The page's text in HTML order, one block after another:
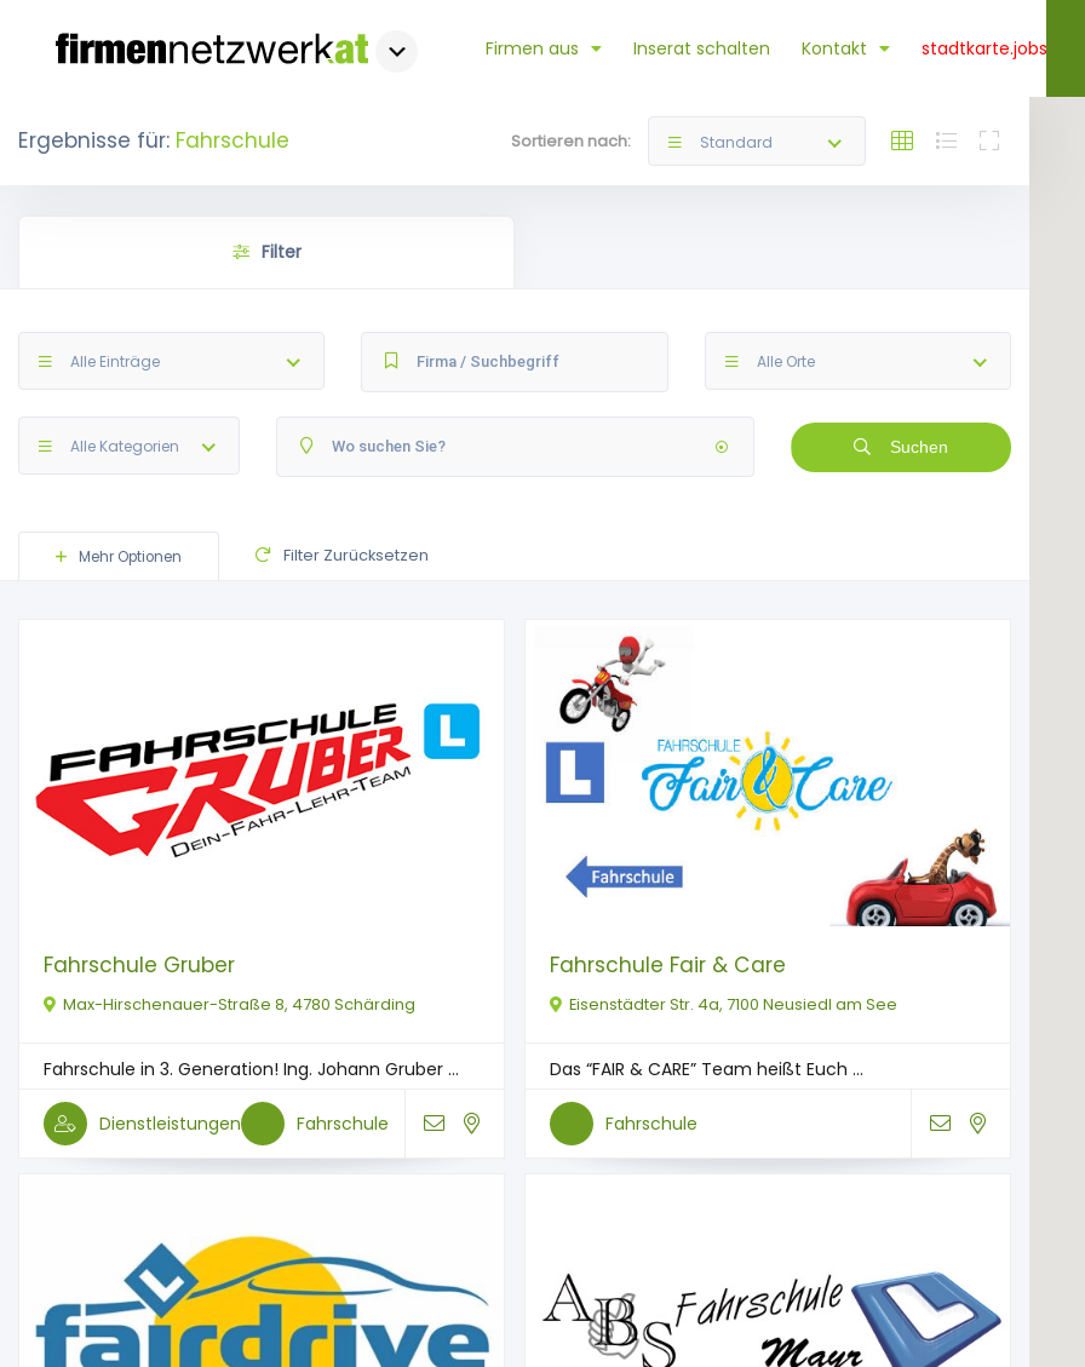
Firmen aus Inserat schalten Kontakt stadtkarte.jobs
Ergebnisse für: Fahrschule Sortieren nach: Standard
Filter
Alle Einträge Alle Orte
Alle Kategorien Suchen
Mehr Optionen Filter Zurücksetzen
Fahrschule Gruber
Max-Hirschenauer-Straße 8, 4780 Schärding
Fahrschule in 3. Generation! Ing. Johann Gruber ...
Dienstleistungen Fahrschule
Fahrschule Fair & Care
Eisenstädter Str. 4a, 7100 Neusiedl am See
Das “FAIR & CARE” Team heißt Euch ...
Fahrschule